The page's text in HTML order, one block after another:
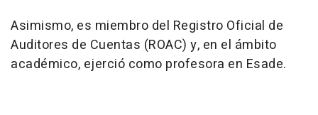
Asimismo, es miembro del Registro Oficial de
Auditores de Cuentas (ROAC) y, en el ámbito
académico, ejerció como profesora en Esade.